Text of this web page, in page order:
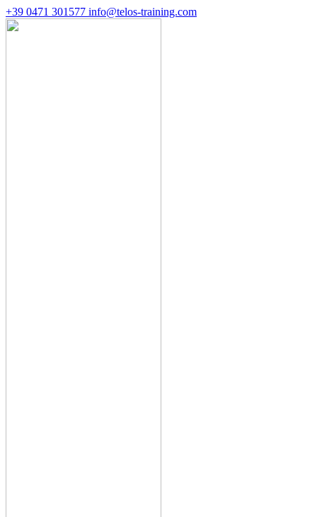
+39 0471 301577 info@telos-training.com